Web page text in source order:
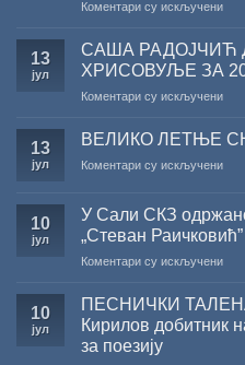
Коментари су искљученина
за
на
13
јул
САША РАДОЈЧИЋ
ХРИСОВУЉЕ ЗА
Коментари су искљученина
13
јул
ВЕЛИКО ЛЕТЊЕ
Коментари су искљученина
10
јул
У Сали СКЗ
„Стеван Раичковић”
Коментари су искљученина
10
јул
ПЕСНИЧКИ
Кирилов добитник
за поезију